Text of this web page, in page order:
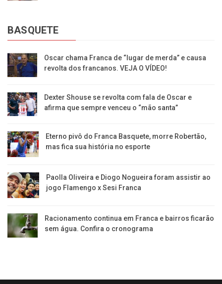
BASQUETE
Oscar chama Franca de “lugar de merda” e causa
revolta dos francanos. VEJA O VÍDEO!
Dexter Shouse se revolta com fala de Oscar e
afirma que sempre venceu o “mão santa”
Eterno pivô do Franca Basquete, morre Robertão,
mas fica sua história no esporte
Paolla Oliveira e Diogo Nogueira foram assistir ao
jogo Flamengo x Sesi Franca
Racionamento continua em Franca e bairros ficarão
sem água. Confira o cronograma